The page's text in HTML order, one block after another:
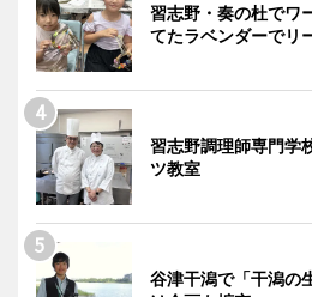
習志野・奏の杜で
てたラベンダーでリ
習志野調理師専門学
ツ教室
谷津干潟で「干潟